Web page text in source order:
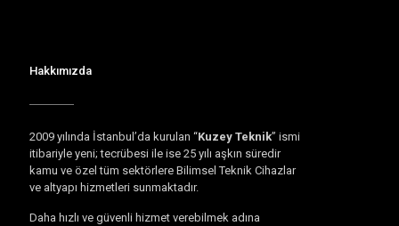
Hakkımızda
2009 yılında İstanbul’da kurulan “Kuzey Teknik” ismi
itibariyle yeni; tecrübesi ile ise 25 yılı aşkın süredir
kamu ve özel tüm sektörlere Bilimsel Teknik Cihazlar
ve altyapı hizmetleri sunmaktadır.
Daha hızlı ve güvenli hizmet verebilmek adına